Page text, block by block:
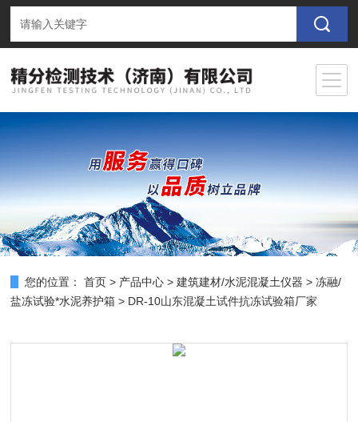
您的位置： 首页 > 产品中心 >建筑建材/水泥混凝土仪器 >冻融/
盐冻试验*水泥养护箱 > DR-10山东混凝土试件抗冻试验箱厂家